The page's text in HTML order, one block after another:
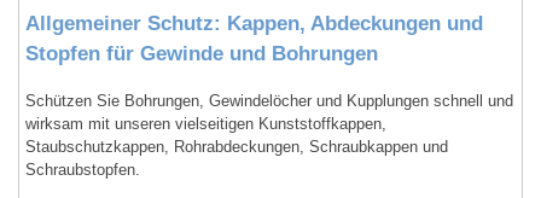
Allgemeiner Schutz: Kappen, Abdeckungen und
Stopfen für Gewinde und Bohrungen
Schützen Sie Bohrungen, Gewindelöcher und Kupplungen schnell und
wirksam mit unseren vielseitigen Kunststoffkappen,
Staubschutzkappen, Rohrabdeckungen, Schraubkappen und
Schraubstopfen.